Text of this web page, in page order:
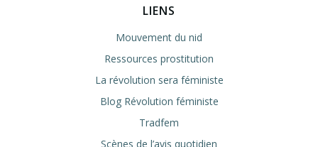
LIENS
Mouvement du nid
Ressources prostitution
La révolution sera féministe
Blog Révolution féministe
Tradfem
Scènes de l’avis quotidien